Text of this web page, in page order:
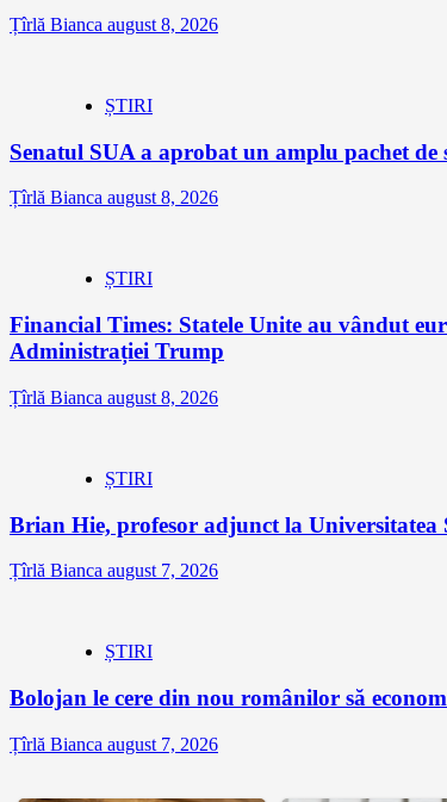
Țîrlă Bianca august 8, 2026
ȘTIRI
Senatul SUA a aprobat un amplu pachet
Țîrlă Bianca august 8, 2026
ȘTIRI
Financial Times: Statele Unite au vândut
Administrației Trump
Țîrlă Bianca august 8, 2026
ȘTIRI
Brian Hie, profesor adjunct la
Țîrlă Bianca august 7, 2026
ȘTIRI
Bolojan le cere din nou românilor să
Țîrlă Bianca august 7, 2026